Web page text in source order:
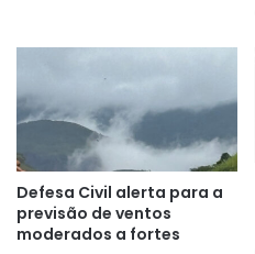
Defesa Civil alerta para a
previsão de ventos
moderados a fortes